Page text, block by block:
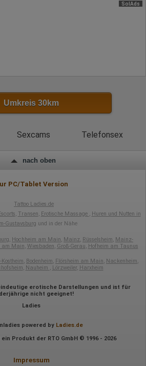
SolAds
Umkreis 30km
Sexcams Telefonsex
nach oben
PC/Tablet Version
Tattoo Ladies.de
Transen Erotische Massage
Huren und Nutten in
Gustavsburg und in der Nähe
, Hochheim am Main, Mainz, Rüsselsheim, Mainz-
am Main, Wiesbaden, Groß-Gerau, Hofheim am Taunus
, Bodenheim, Flörsheim am Main, Nackenheim,
, Nauheim , Lörzweiler, Harxheim
erotische Darstellungen und ist für
nicht geeignet!
Ladies
powered by Ladies.de
Produkt der RTO GmbH © 1996 - 2026
Impressum